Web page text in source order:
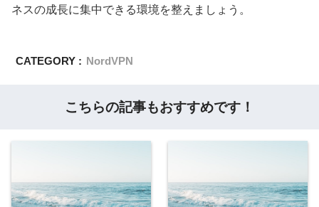
ネスの成長に集中できる環境を整えましょう。
CATEGORY : NordVPN
こちらの記事もおすすめです！